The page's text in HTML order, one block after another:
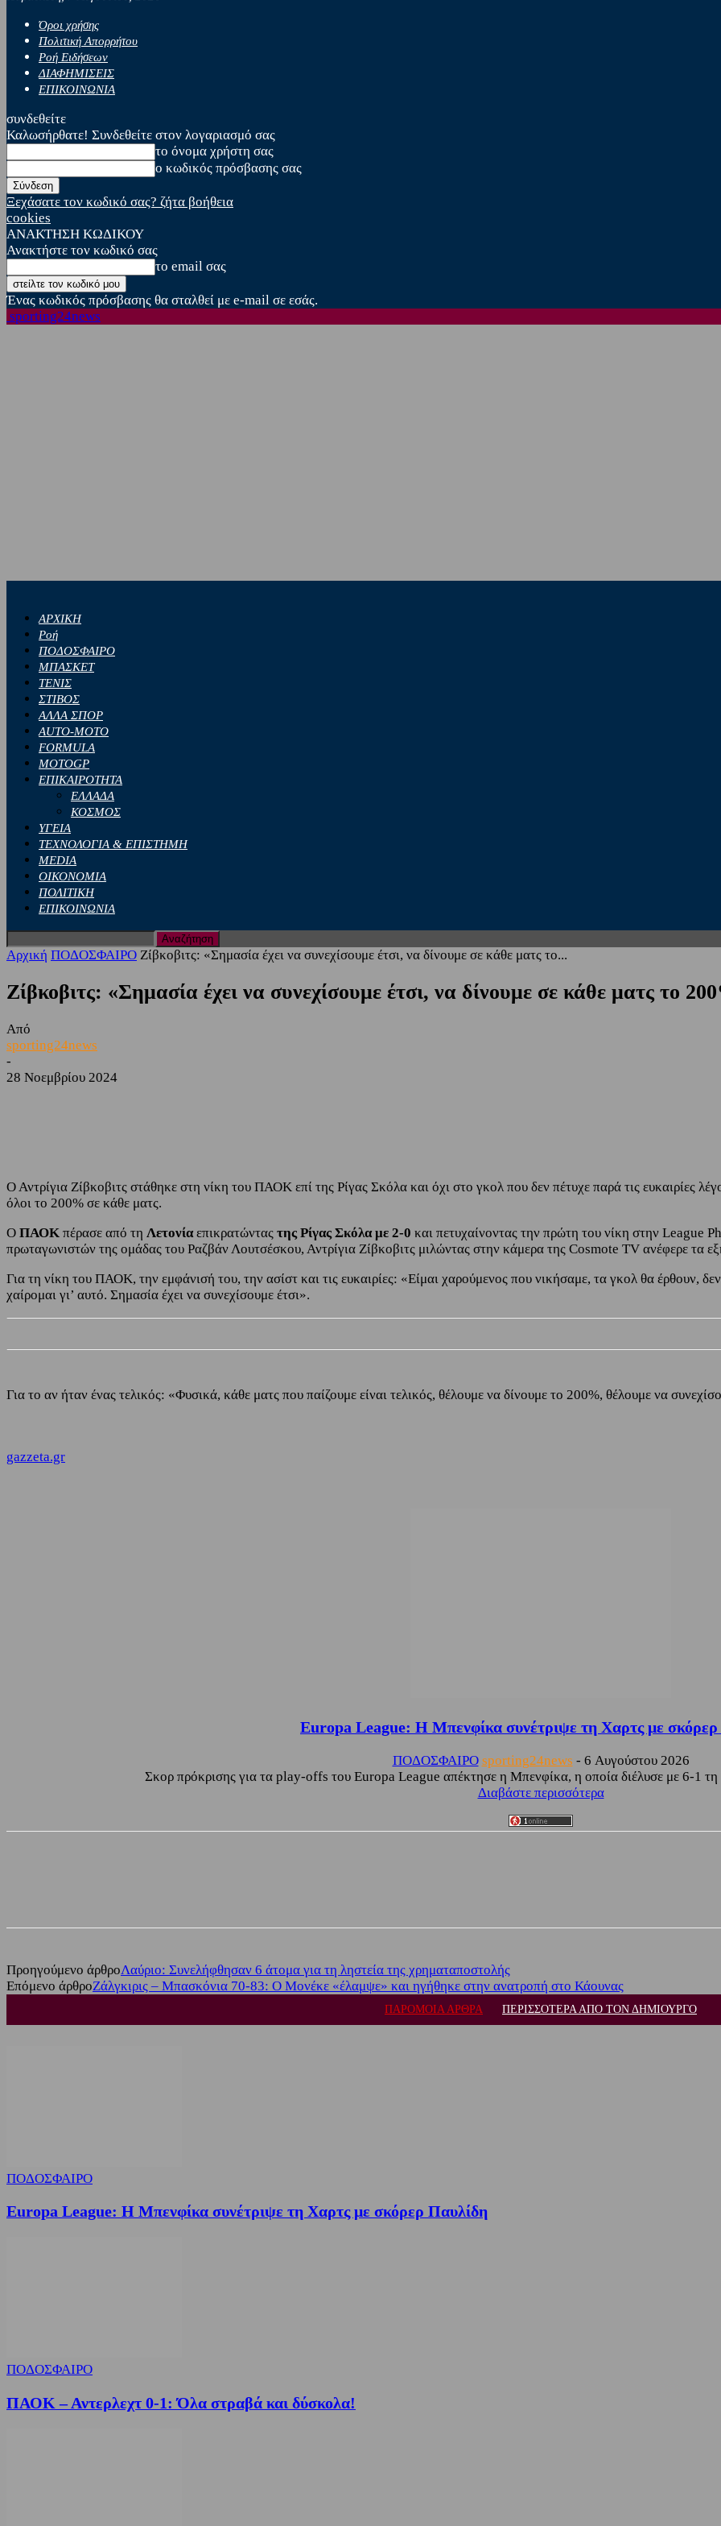
Όροι χρήσης
Πολιτική Απορρήτου
Ροή Ειδήσεων
ΔΙΑΦΗΜΙΣΕΙΣ
ΕΠΙΚΟΙΝΩΝΙΑ
συνδεθείτε
Καλωσήρθατε! Συνδεθείτε στον λογαριασμό σας
το όνομα χρήστη σας
ο κωδικός πρόσβασης σας
Ξεχάσατε τον κωδικό σας? ζήτα βοήθεια
cookies
ΑΝΑΚΤΗΣΗ ΚΩΔΙΚΟΥ
Ανακτήστε τον κωδικό σας
το email σας
Ένας κωδικός πρόσβασης θα σταλθεί με e-mail σε εσάς.
sporting24news
ΑΡΧΙΚΗ
Ροή
ΠΟΔΟΣΦΑΙΡΟ
ΜΠΑΣΚΕΤ
ΤΕΝΙΣ
ΣΤΙΒΟΣ
ΑΛΛΑ ΣΠΟΡ
AUTO-MOTO
FORMULA
MOTOGP
ΕΠΙΚΑΙΡΟΤΗΤΑ
ΕΛΛΑΔΑ
ΚΟΣΜΟΣ
ΥΓΕΙΑ
ΤΕΧΝΟΛΟΓΙΑ & ΕΠΙΣΤΗΜΗ
MEDIA
ΟΙΚΟΝΟΜΙΑ
ΠΟΛΙΤΙΚΗ
ΕΠΙΚΟΙΝΩΝΙΑ
Αρχική ΠΟΔΟΣΦΑΙΡΟ Ζίβκοβιτς: «Σημασία έχει να συνεχίσουμε έτσι, να δίνουμε σε κάθε ματς το...
Ζίβκοβιτς: «Σημασία έχει να συνεχίσουμε έτσι, να δίνουμε σε κάθε ματς το
Από
sporting24news
-
28 Νοεμβρίου 2024
Ο Αντρίγια Ζίβκοβιτς στάθηκε στη νίκη του ΠΑΟΚ επί της Ρίγας Σκόλα και όχι στο γκολ που δεν πέτυχε παρά τις ευκαιρίες
όλοι το 200% σε κάθε ματς.
Ο ΠΑΟΚ πέρασε από τη Λετονίαεπικρατώντας της Ρίγας Σκόλα με 2-0 και πετυχαίνοντας την πρώτη του νίκη στην League
πρωταγωνιστών της ομάδας του Ραζβάν Λουτσέσκου, Αντρίγια Ζίβκοβιτς μιλώντας στην κάμερα της Cosmote TV ανέφερε τα
Για τη νίκη του ΠΑΟΚ, την εμφάνισή του, την ασίστ και τις ευκαιρίες: «Είμαι χαρούμενος που νικήσαμε, τα γκολ θα έρθουν,
χαίρομαι γι’ αυτό. Σημασία έχει να συνεχίσουμε έτσι».
Για το αν ήταν ένας τελικός: «Φυσικά, κάθε ματς που παίζουμε είναι τελικός, θέλουμε να δίνουμε το 200%, θέλουμε να
gazzeta.gr
Europa League: Η Μπενφίκα συνέτριψε τη Χαρτς με
ΠΟΔΟΣΦΑΙΡΟ sporting24news - 6 Αυγούστου 2026
Σκορ πρόκρισης για τα play-offs του Europa League απέκτησε η Μπενφίκα, η οποία διέλυσε με 6-1
Διαβάστε περισσότερα
Προηγούμενο άρθροΛαύριο: Συνελήφθησαν 6 άτομα για τη ληστεία της χρηματαποστολής
Επόμενο άρθροΖάλγκιρις – Μπασκόνια 70-83: Ο Μονέκε «έλαμψε» και ηγήθηκε στην ανατροπή στο Κάουνας
ΠΑΡΟΜΟΙΑ ΑΡΘΡΑ ΠΕΡΙΣΣΟΤΕΡΑ ΑΠΟ ΤΟΝ ΔΗΜΙΟΥΡΓΟ
ΠΟΔΟΣΦΑΙΡΟ
Europa League: Η Μπενφίκα συνέτριψε τη Χαρτς με σκόρερ Παυλίδη
ΠΟΔΟΣΦΑΙΡΟ
ΠΑΟΚ – Αντερλεχτ 0-1: Όλα στραβά και δύσκολα!